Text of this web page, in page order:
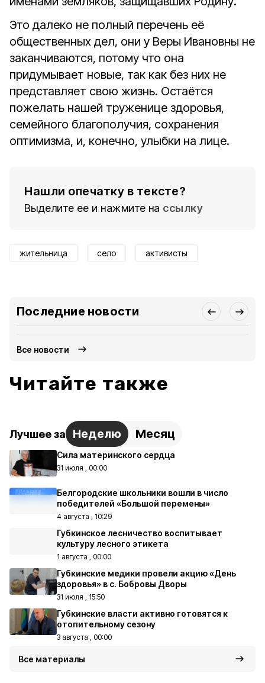
Это далеко не полный перечень её
общественных дел, они у Веры Ивановны не
заканчиваются, потому что она
придумывает новые, так как без них не
представляет свою жизнь. Остаётся
пожелать нашей труженице здоровья,
семейного благополучия, сохранения
оптимизма, и, конечно, улыбки на лице.
Нашли опечатку в тексте?
Выделите ее и нажмите на ссылку
жительница село активисты
Последние новости
Все новости
Читайте также
Лучшее за Неделю Месяц
Сила материнского сердца
31 июля , 00:00
Белгородские школьники вошли в число
победителей «Большой перемены»
4 августа , 10:29
Губкинское лесничество воспитывает
культуру лесного этикета
1 августа , 00:00
Губкинские медики провели акцию «День
здоровья» в с. Бобровы Дворы
31 июля , 15:50
Губкинские власти активно готовятся к
отопительному сезону
3 августа , 00:00
Все материалы